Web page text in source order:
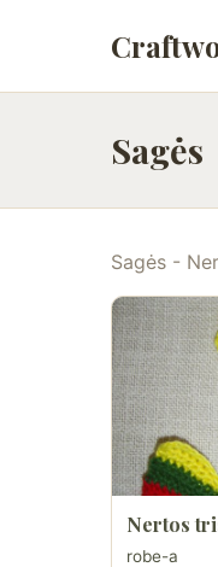
Sagės
Sagės -
Nertos
robe-a